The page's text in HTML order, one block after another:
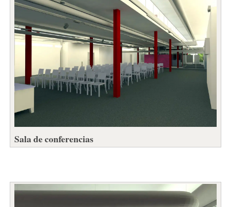
Sala de conferencias